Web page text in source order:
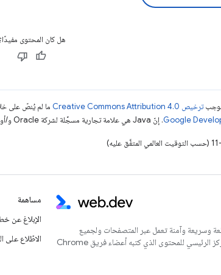
هل كان المحتوى
ترخيص Creative Commons Attribution 4.0‏ ما لم يُنصّ على
. إنّ Java هي علامة تجارية مسجَّلة لشركة Oracle و/أو شركائها التابعين.
وسريعة وآمنة تعمل عبر المتصفحات ولجميع
المستخدمين. يُعدّ هذا الموقع الإلكتروني المركز الرئيسي للمحتوى الذي كتبه أعضاء فريق Chrome
مساهمة
الإبلاغ عن
الاطّلاع على